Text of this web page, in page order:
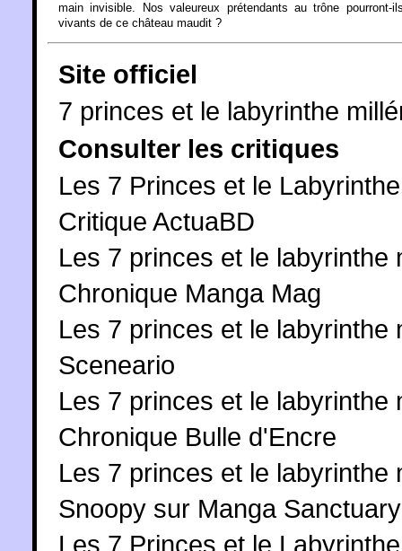
main invisible. Nos valeureux prétendants au trône pourront-
vivants de ce château maudit ?
Site officiel
7 princes et le labyrinthe
Consulter les critiques
Les 7 Princes et le
Critique ActuaBD
Les 7 princes et le labyrinthe
Chronique Manga Mag
Les 7 princes et le labyrinthe
Sceneario
Les 7 princes et le labyrinthe
Chronique Bulle d'Encre
Les 7 princes et le labyrinthe
Snoopy sur Manga Sanctuary
Les 7 Princes et le